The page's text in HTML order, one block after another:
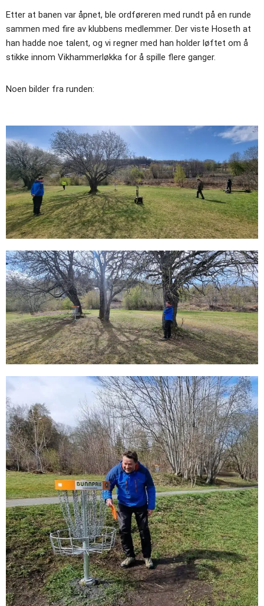
Etter at banen var åpnet, ble ordføreren med rundt på en runde
sammen med fire av klubbens medlemmer. Der viste Hoseth at
han hadde noe talent, og vi regner med han holder løftet om å
stikke innom Vikhammerløkka for å spille flere ganger.
Noen bilder fra runden: